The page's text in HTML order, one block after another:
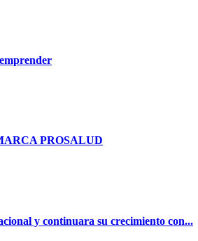
PROSALUD
y continuara su crecimiento con...